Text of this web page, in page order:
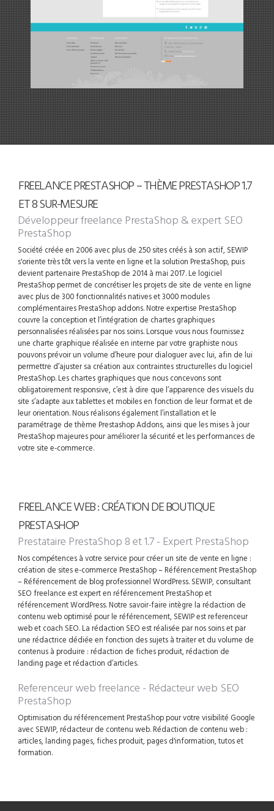
FREELANCE PRESTASHOP – THÈME PRESTASHOP 1.7
ET 8 SUR-MESURE
Développeur freelance PrestaShop & expert SEO
PrestaShop
Société créée en 2006 avec plus de 250 sites créés à son actif, SEWIP
s'oriente très tôt vers la vente en ligne et la solution PrestaShop, puis
devient partenaire PrestaShop de 2014 à mai 2017. Le logiciel
PrestaShop permet de concrétiser les projets de site de vente en ligne
avec plus de 300 fonctionnalités natives et 3000 modules
complémentaires PrestaShop addons. Notre expertise PrestaShop
couvre la conception et l’intégration de chartes graphiques
personnalisées réalisées par nos soins. Lorsque vous nous fournissez
une charte graphique réalisée en interne par votre graphiste nous
pouvons prévoir un volume d’heure pour dialoguer avec lui, afin de lui
permettre d’ajuster sa création aux contraintes structurelles du logiciel
PrestaShop. Les chartes graphiques que nous concevons sont
obligatoirement responsive, c’est à dire que l’apparence des visuels du
site s’adapte aux tablettes et mobiles en fonction de leur format et de
leur orientation. Nous réalisons également l’installation et le
paramétrage de thème Prestashop Addons, ainsi que les mises à jour
PrestaShop majeures pour améliorer la sécurité et les performances de
votre site e-commerce.
FREELANCE WEB : CRÉATION DE BOUTIQUE
PRESTASHOP
Prestataire PrestaShop 8 et 1.7 - Expert PrestaShop
Nos compétences à votre service pour créer un site de vente en ligne :
création de sites e-commerce PrestaShop – Référencement PrestaShop
– Référencement de blog professionnel WordPress. SEWIP, consultant
SEO freelance est expert en référencement PrestaShop et
référencement WordPress. Notre savoir-faire intègre la rédaction de
contenu web optimisé pour le référencement, SEWIP est referenceur
web et coach SEO. La rédaction SEO est réalisée par nos soins et par
une rédactrice dédiée en fonction des sujets à traiter et du volume de
contenus à produire : rédaction de fiches produit, rédaction de
landing page et rédaction d’articles.
Referenceur web freelance - Rédacteur web SEO
PrestaShop
Optimisation du référencement PrestaShop pour votre visibilité Google
avec SEWIP, rédacteur de contenu web. Rédaction de contenu web :
articles, landing pages, fiches produit, pages d'information, tutos et
formation.